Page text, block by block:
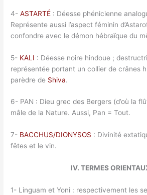
4-ASTARTÉ : Déesse phénicienne
Représente aussi l’aspect féminin
confondre avec le démon hébraïque du
5- KALI : Déesse noire hindoue ;
représentée portant un collier de crânes
parèdre de Shiva.
6- PAN : Dieu grec des Bergers (d’où la
mâle de la Nature. Aussi, Pan = Tout.
7- BACCHUS/DIONYSOS : Divinité
fêtes et le vin.
IV. TERMES
1- Linguam et Yoni : respectivement les